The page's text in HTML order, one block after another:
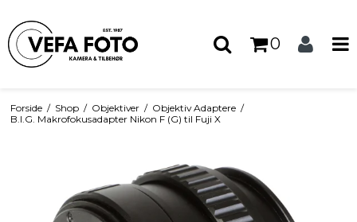
0
Forside / Shop / Objektiver / Objektiv Adaptere /
B.I.G. Makrofokusadapter Nikon F (G) til Fuji X